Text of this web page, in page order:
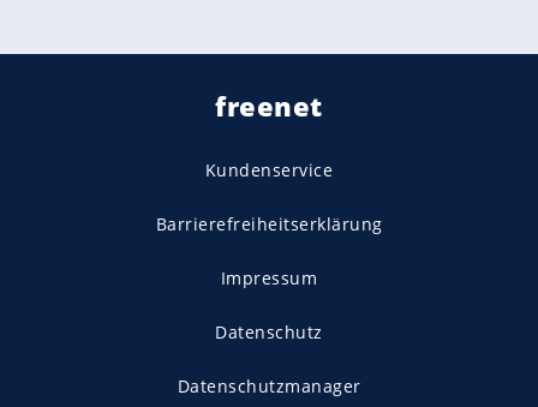
freenet
Kundenservice
Barrierefreiheitserklärung
Impressum
Datenschutz
Datenschutzmanager